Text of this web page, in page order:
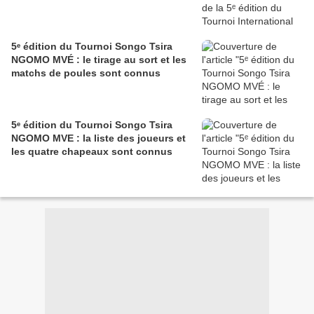
5ᵉ édition du Tournoi Songo Tsira
NGOMO MVÉ : le tirage au sort et les
matchs de poules sont connus
5ᵉ édition du Tournoi Songo Tsira
NGOMO MVE : la liste des joueurs et
les quatre chapeaux sont connus